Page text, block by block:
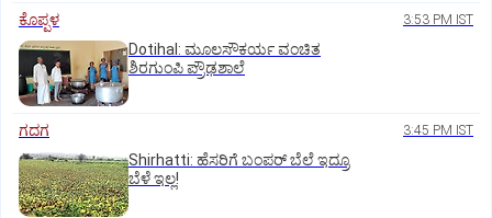
ಕೊಪ್ಪಳ 3:53 PM IST
Dotihal: ಮೂಲಸೌಕರ್ಯ ವಂಚಿತ
ಶಿರಗುಂಪಿ ಪ್ರೌಢಶಾಲೆ
ಗದಗ 3:45 PM IST
Shirhatti: ಹೆಸರಿಗೆ ಬಂಪರ್ ಬೆಲೆ ಇದ್ರೂ
ಬೆಳೆ ಇಲ್ಲ!